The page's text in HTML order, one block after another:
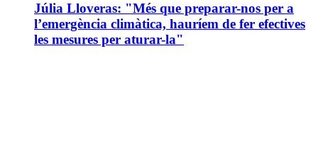
Júlia Lloveras: "Més que preparar-nos per a
l’emergència climàtica, hauríem de fer efectives
les mesures per aturar-la"